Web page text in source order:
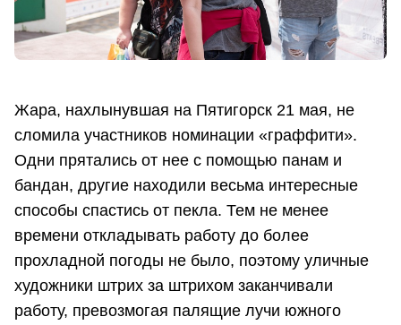
Жара, нахлынувшая на Пятигорск 21 мая, не
сломила участников номинации «граффити».
Одни прятались от нее с помощью панам и
бандан, другие находили весьма интересные
способы спастись от пекла. Тем не менее
времени откладывать работу до более
прохладной погоды не было, поэтому уличные
художники штрих за штрихом заканчивали
работу, превозмогая палящие лучи южного